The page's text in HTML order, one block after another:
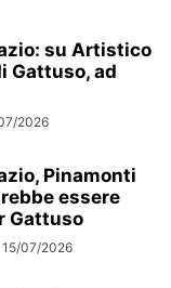
su Artistico
Gattuso, ad
2026
Pinamonti
essere
Gattuso
15/07/2026